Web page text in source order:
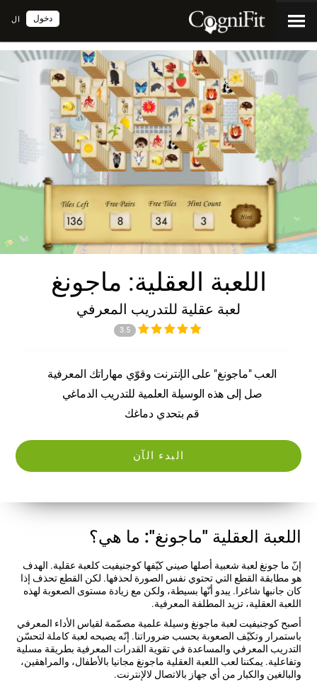
ال دخول
اللعبة العقلية: ماجونغ
لعبة عقلية للتدريب المعرفي
3.5
العب "ماجونغ" على الإنترنت وقوّي مهاراتك المعرفية
صل إلى هذه الوسيلة العلمية للتدريب الدماغي
قم بتحدي دماغك
البدء الآن
اللعبة العقلية "ماجونغ": ما هي؟
إنّ ما جونغ لعبة شعبية أصلها صيني كيّفها كوجنيفيت كلعبة عقلية. الهدف
هو مطابقة القطع التي تحتوي نفس الصورة لحذفها. لكن القطع تحذف إذا
كان جانبها شاغرا. يبدو أنّها بسيطة، ولكن مع زيادة مستوى الصعوبة لهذه
اللعبة العقلية، تزيد المطلفة المعرفية.
أصبح كوجنيفيت لعبة ماجونغ وسيلة علمية مصمّمة لقياس الأداء المعرفي
باستمرار وتكيّف الصعوبة بحسب ضروراتنا. إنّه يصبحه لعبة كاملة لتحسّن
التدريب المعرفي والمساعدة في تقوية القدرات المعرفية بطريقة مسلية
وتفاعلية. يمكننا لعب اللعبة العقلية ماجونغ مجانيا بالأطفال، والمراهقين،
والبالغين والكبار من أي جهاز بالاتصال لالإنترنت.